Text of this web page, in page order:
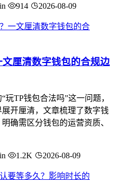
914 2026-08-09
厘清数字钱包的合规边
TP钱包合法吗”这一问题，
开厘清，文章梳理了数字钱
确需区分钱包的运营资质、
1.2K 2026-08-09